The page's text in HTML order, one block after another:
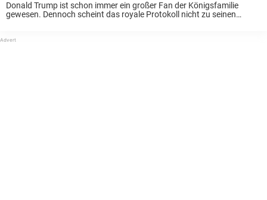
Donald Trump ist schon immer ein großer Fan der Königsfamilie
gewesen. Dennoch scheint das royale Protokoll nicht zu seinen